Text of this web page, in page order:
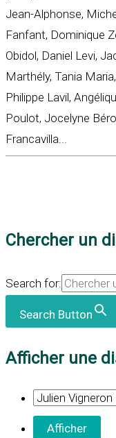
Jean-Alphonse,
Fanfant, Dominique
Obidol, Daniel Levi,
Marthély, Tania
Philippe Lavil,
Poulot, Jocelyne
Francavilla...
Chercher un
Search for:
Search Button
Afficher une